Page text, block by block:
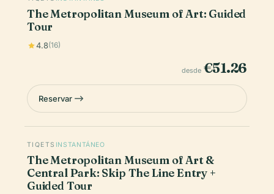
The Metropolitan Museum of Art: Guided
Tour
4.8(16)
desde €51.26
Reservar
TIQETS INSTANTÁNEO
The Metropolitan Museum of Art &
Central Park: Skip The Line Entry +
Guided Tour